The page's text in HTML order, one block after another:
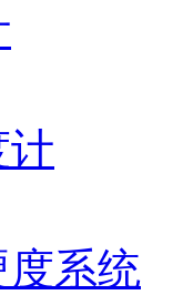
计
系统